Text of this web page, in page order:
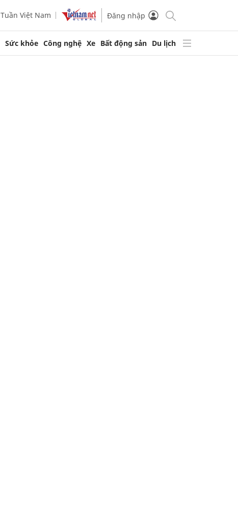
Tuần Việt Nam Đăng nhập
Sức khỏe Công nghệ Xe Bất động sản Du lịch